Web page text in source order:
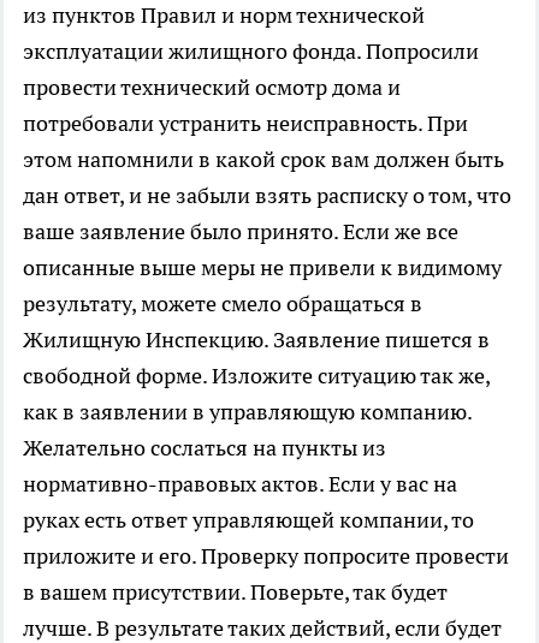
из пунктов Правил и норм технической
эксплуатации жилищного фонда. Попросили
провести технический осмотр дома и
потребовали устранить неисправность. При
этом напомнили в какой срок вам должен быть
дан ответ, и не забыли взять расписку о том, что
ваше заявление было принято. Если же все
описанные выше меры не привели к видимому
результату, можете смело обращаться в
Жилищную Инспекцию. Заявление пишется в
свободной форме. Изложите ситуацию так же,
как в заявлении в управляющую компанию.
Желательно сослаться на пункты из
нормативно-правовых актов. Если у вас на
руках есть ответ управляющей компании, то
приложите и его. Проверку попросите провести
в вашем присутствии. Поверьте, так будет
лучше. В результате таких действий, если будет